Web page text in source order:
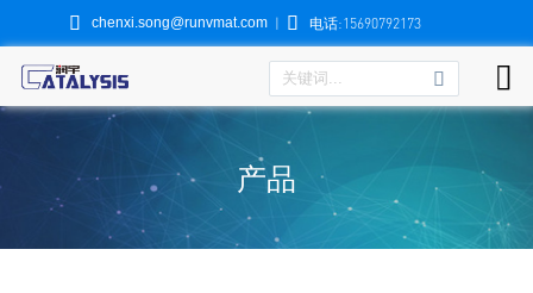
 chenxi.song@runvmat.com |  电话:15690792173

产品